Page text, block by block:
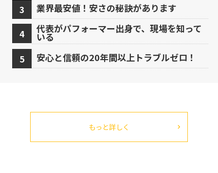
業界最安値！安さの秘訣があります
代表がパフォーマー出身で、現場を知って
いる
安心と信頼の20年間以上トラブルゼロ！
もっと詳しく